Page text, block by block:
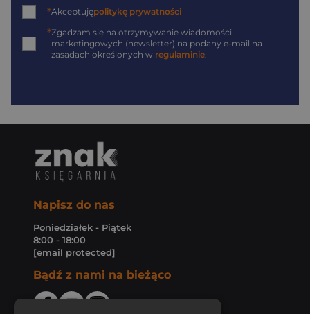
*Akceptujępolitykę prywatności
*Zgadzam się na otrzymywanie wiadomości
marketingowych (newsletter) na podany e-mail na
zasadach określonych w regulaminie.
Napisz do nas
Poniedziałek - Piątek
8:00 - 18:00
[email protected]
Bądź z nami na bieżąco